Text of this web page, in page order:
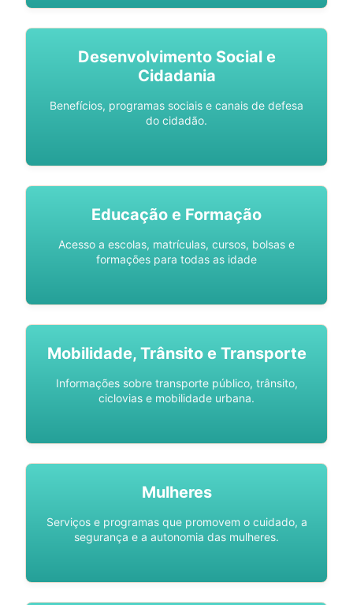
Desenvolvimento Social e
Cidadania
Benefícios, programas sociais e canais de defesa
do cidadão.
Educação e Formação
Acesso a escolas, matrículas, cursos, bolsas e
formações para todas as idade
Mobilidade, Trânsito e Transporte
Informações sobre transporte público, trânsito,
ciclovias e mobilidade urbana.
Mulheres
Serviços e programas que promovem o cuidado, a
segurança e a autonomia das mulheres.